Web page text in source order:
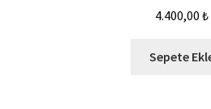
4.400,00 ₺
Sepete